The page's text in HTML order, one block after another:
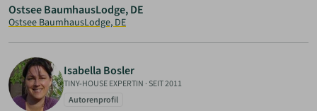
Ostsee BaumhausLodge, DE
Ostsee BaumhausLodge, DE
Isabella Bosler
TINY-HOUSE EXPERTIN · SEIT 2011
Autorenprofil